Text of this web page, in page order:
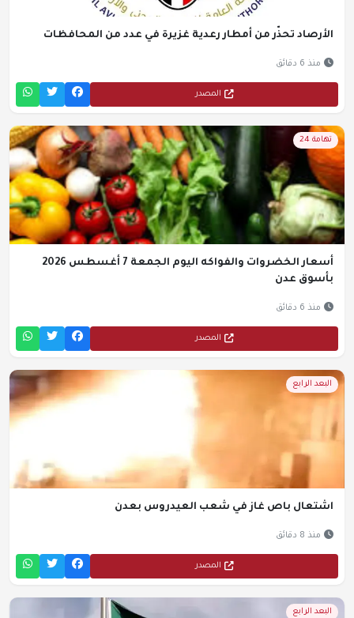
الأرصاد تحذّر من أمطار رعدية غزيرة في عدد من المحافظات
منذ 6 دقائق
المصدر
تهامة 24
أسعار الخضروات والفواكه اليوم الجمعة 7 أغسطس 2026
بأسوق عدن
منذ 6 دقائق
المصدر
البعد الرابع
اشتعال باص غاز في شعب العيدروس بعدن
منذ 8 دقائق
المصدر
البعد الرابع